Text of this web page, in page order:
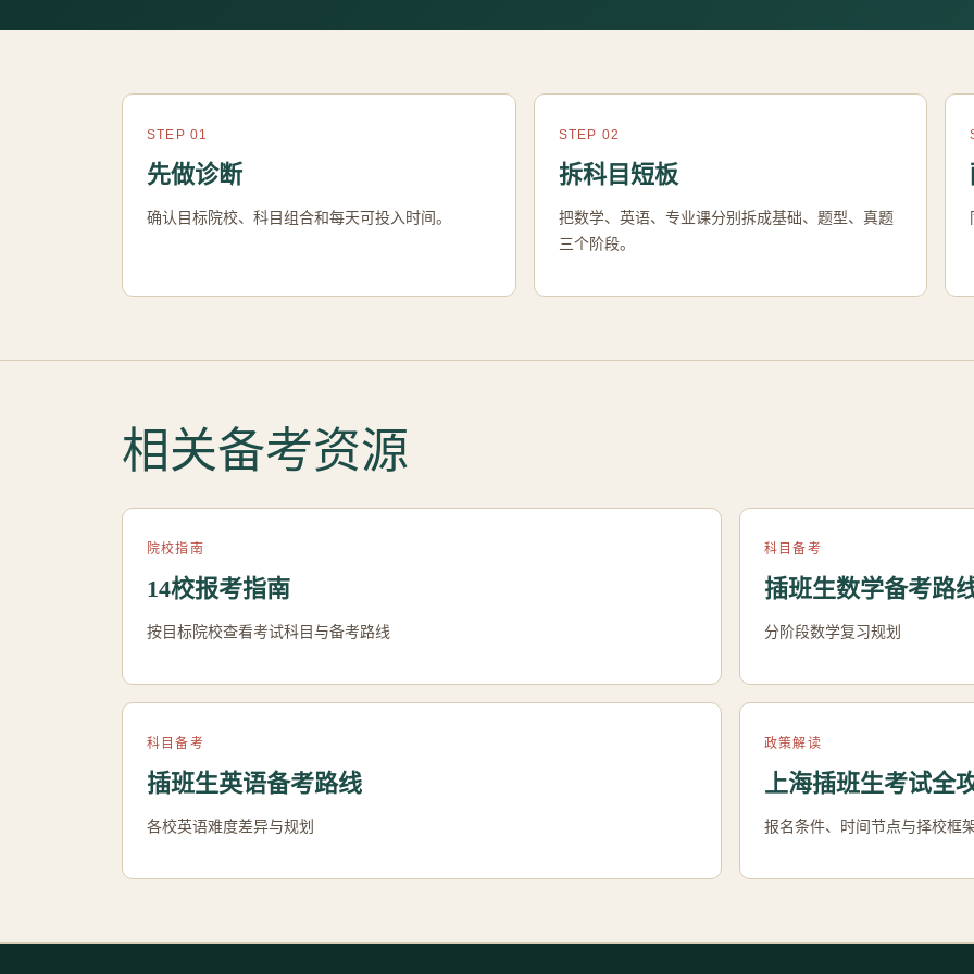
STEP 01
先做诊断
确认目标院校、科目组合和每天可投入时间。
STEP 02
拆科目短板
把数学、英语、专业课分别拆成基础、题型、真题
三个阶段。
相关备考资源
院校指南
14校报考指南
按目标院校查看考试科目与备考路线
科目备考
插班生数学备考路
分阶段数学复习规划
科目备考
插班生英语备考路线
各校英语难度差异与规划
政策解读
上海插班生考试全
报名条件、时间节点与择校框